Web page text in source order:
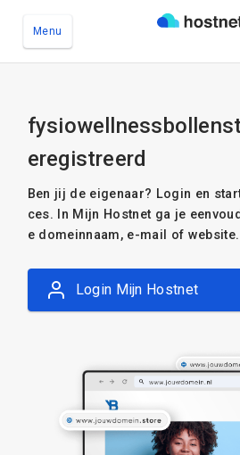
Menu
eregistreerd
Ben jij de eigenaar? Login en
ces. In Mijn Hostnet ga je
e domeinnaam, e-mail of website.
Login Mijn Hostnet